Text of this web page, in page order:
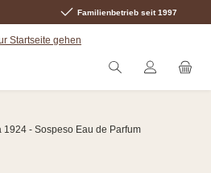
Familienbetrieb seit 1997